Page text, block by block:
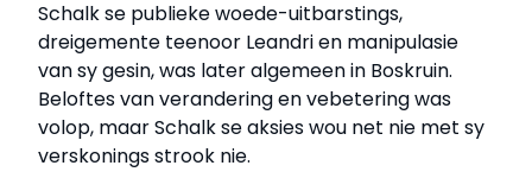
Schalk se publieke woede-uitbarstings,
dreigemente teenoor Leandri en manipulasie
van sy gesin, was later algemeen in Boskruin.
Beloftes van verandering en vebetering was
volop, maar Schalk se aksies wou net nie met sy
verskonings strook nie.